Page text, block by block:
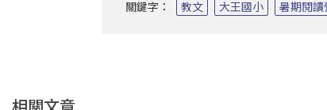
關鍵字： 教文 大王國小 暑期閱讀